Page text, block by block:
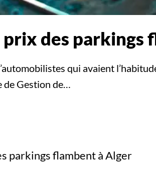
prix des parkings
qui avaient
de Gestion de…